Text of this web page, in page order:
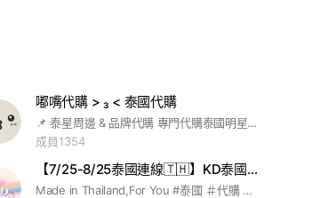
嘟嘴代購 > ₃ < 泰國代購
📌 泰星周邊 & 品牌代購 專門代購泰國明星周邊及相關品牌 ✨️ 如有其他泰國商品需求，歡迎私訊詢問！📩 由 @wen.meowmeow & @lovefilter_2023 營運
成員1354
【7/25-8/25泰國連線🇹🇭】KD泰國選物所
Made in Thailand,For You #泰國 ＃代購 #服飾 #包包 #零食 #盲盒 #貼圖 #泰星周邊 #泰國本土品牌